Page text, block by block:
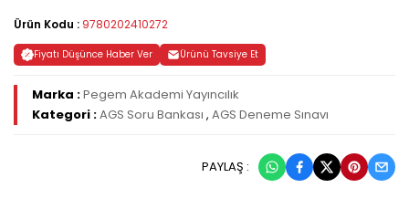
Ürün Kodu : 9780202410272
Fiyatı Düşünce Haber Ver Ürünü Tavsiye Et
Marka :Pegem Akademi Yayıncılık
Kategori :AGS Soru Bankası , AGS Deneme Sınavı
PAYLAŞ :